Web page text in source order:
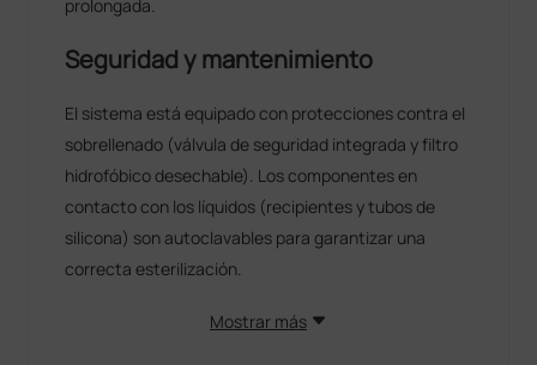
prolongada.
Seguridad y mantenimiento
El sistema está equipado con protecciones contra el
sobrellenado (válvula de seguridad integrada y filtro
hidrofóbico desechable). Los componentes en
contacto con los líquidos (recipientes y tubos de
silicona) son autoclavables para garantizar una
correcta esterilización.
Mostrar más